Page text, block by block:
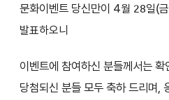
문화이벤트 당신만이 4월 28일(
발표하오니
이벤트에 참여하신 분들께서는 확
당첨되신 분들 모두 축하 드리며,